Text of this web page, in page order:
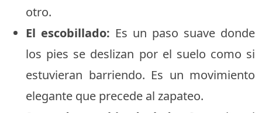
otro.
El escobillado: Es un paso suave donde
los pies se deslizan por el suelo como si
estuvieran barriendo. Es un movimiento
elegante que precede al zapateo.